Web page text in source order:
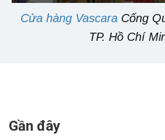
Cửa hàng VascaraCống
TP. Hồ Chí
Gần đây